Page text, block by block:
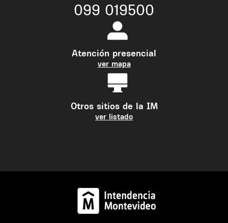
099 019500
Atención presencial
ver mapa
Otros sitios de la IM
ver listado